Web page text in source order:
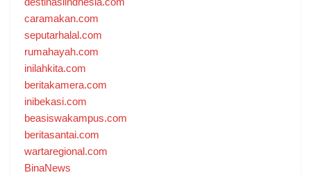
caramakan.com
seputarhalal.com
rumahayah.com
inilahkita.com
beritakamera.com
inibekasi.com
beasiswakampus.com
beritasantai.com
wartaregional.com
BinaNews